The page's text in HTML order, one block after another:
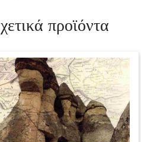
προϊόντα